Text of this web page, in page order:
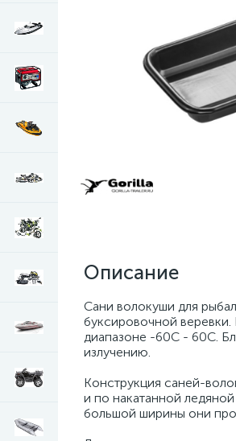
Описание
Сани волокуши для
буксировочной
диапазоне -60С - 60С.
излучению.
Конструкция саней-
и по накатанной
большой ширины они